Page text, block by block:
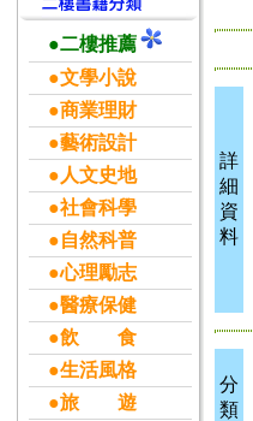
●二樓推薦
●文學小說
●商業理財
●藝術設計
●人文史地
●社會科學
●自然科普
●心理勵志
●醫療保健
●飲 食
●生活風格
●旅 遊
詳
細
資
料
分
類